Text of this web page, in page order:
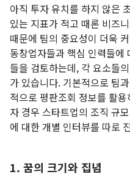
아직 투자 유치를 하지 않은
있는 지표가 적고 때론 비즈
때문에 팀의 중요성이 더욱
동창업자들과 핵심 인력들에
들을 검토하는데, 각 요소들
가 있습니다. 기본적으로 팀
적으로 평판조회 정보를 활
자 경우 스타트업의 조직 규
에 대한 개별 인터뷰를 따로
1. 꿈의 크기와 집념